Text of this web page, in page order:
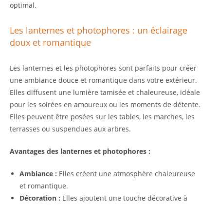
optimal.
Les lanternes et photophores : un éclairage
doux et romantique
Les lanternes et les photophores sont parfaits pour créer
une ambiance douce et romantique dans votre extérieur.
Elles diffusent une lumière tamisée et chaleureuse, idéale
pour les soirées en amoureux ou les moments de détente.
Elles peuvent être posées sur les tables, les marches, les
terrasses ou suspendues aux arbres.
Avantages des lanternes et photophores :
Ambiance : Elles créent une atmosphère chaleureuse
et romantique.
Décoration : Elles ajoutent une touche décorative à